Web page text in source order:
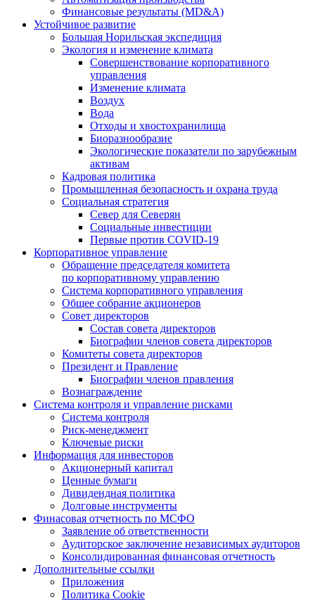
Финансовые результаты (MD&A)
Устойчивое развитие
Большая Норильская экспедиция
Экология и изменение климата
Совершенствование корпоративного
управления
Изменение климата
Воздух
Вода
Отходы и хвостохранилища
Биоразнообразие
Экологические показатели по зарубежным
активам
Кадровая политика
Промышленная безопасность и охрана труда
Социальная стратегия
Север для Северян
Социальные инвестиции
Первые против COVID‑19
Корпоративное управление
Обращение председателя комитета
по корпоративному управлению
Система корпоративного управления
Общее собрание акционеров
Совет директоров
Состав совета директоров
Биографии членов совета директоров
Комитеты совета директоров
Президент и Правление
Биографии членов правления
Вознаграждение
Система контроля и управление рисками
Система контроля
Риск-менеджмент
Ключевые риски
Информация для инвесторов
Акционерный капитал
Ценные бумаги
Дивидендная политика
Долговые инструменты
Финасовая отчетность по МСФО
Заявление об ответственности
Аудиторское заключение независимых аудиторов
Консолидированная финансовая отчетность
Дополнительные ссылки
Приложения
Политика Cookie